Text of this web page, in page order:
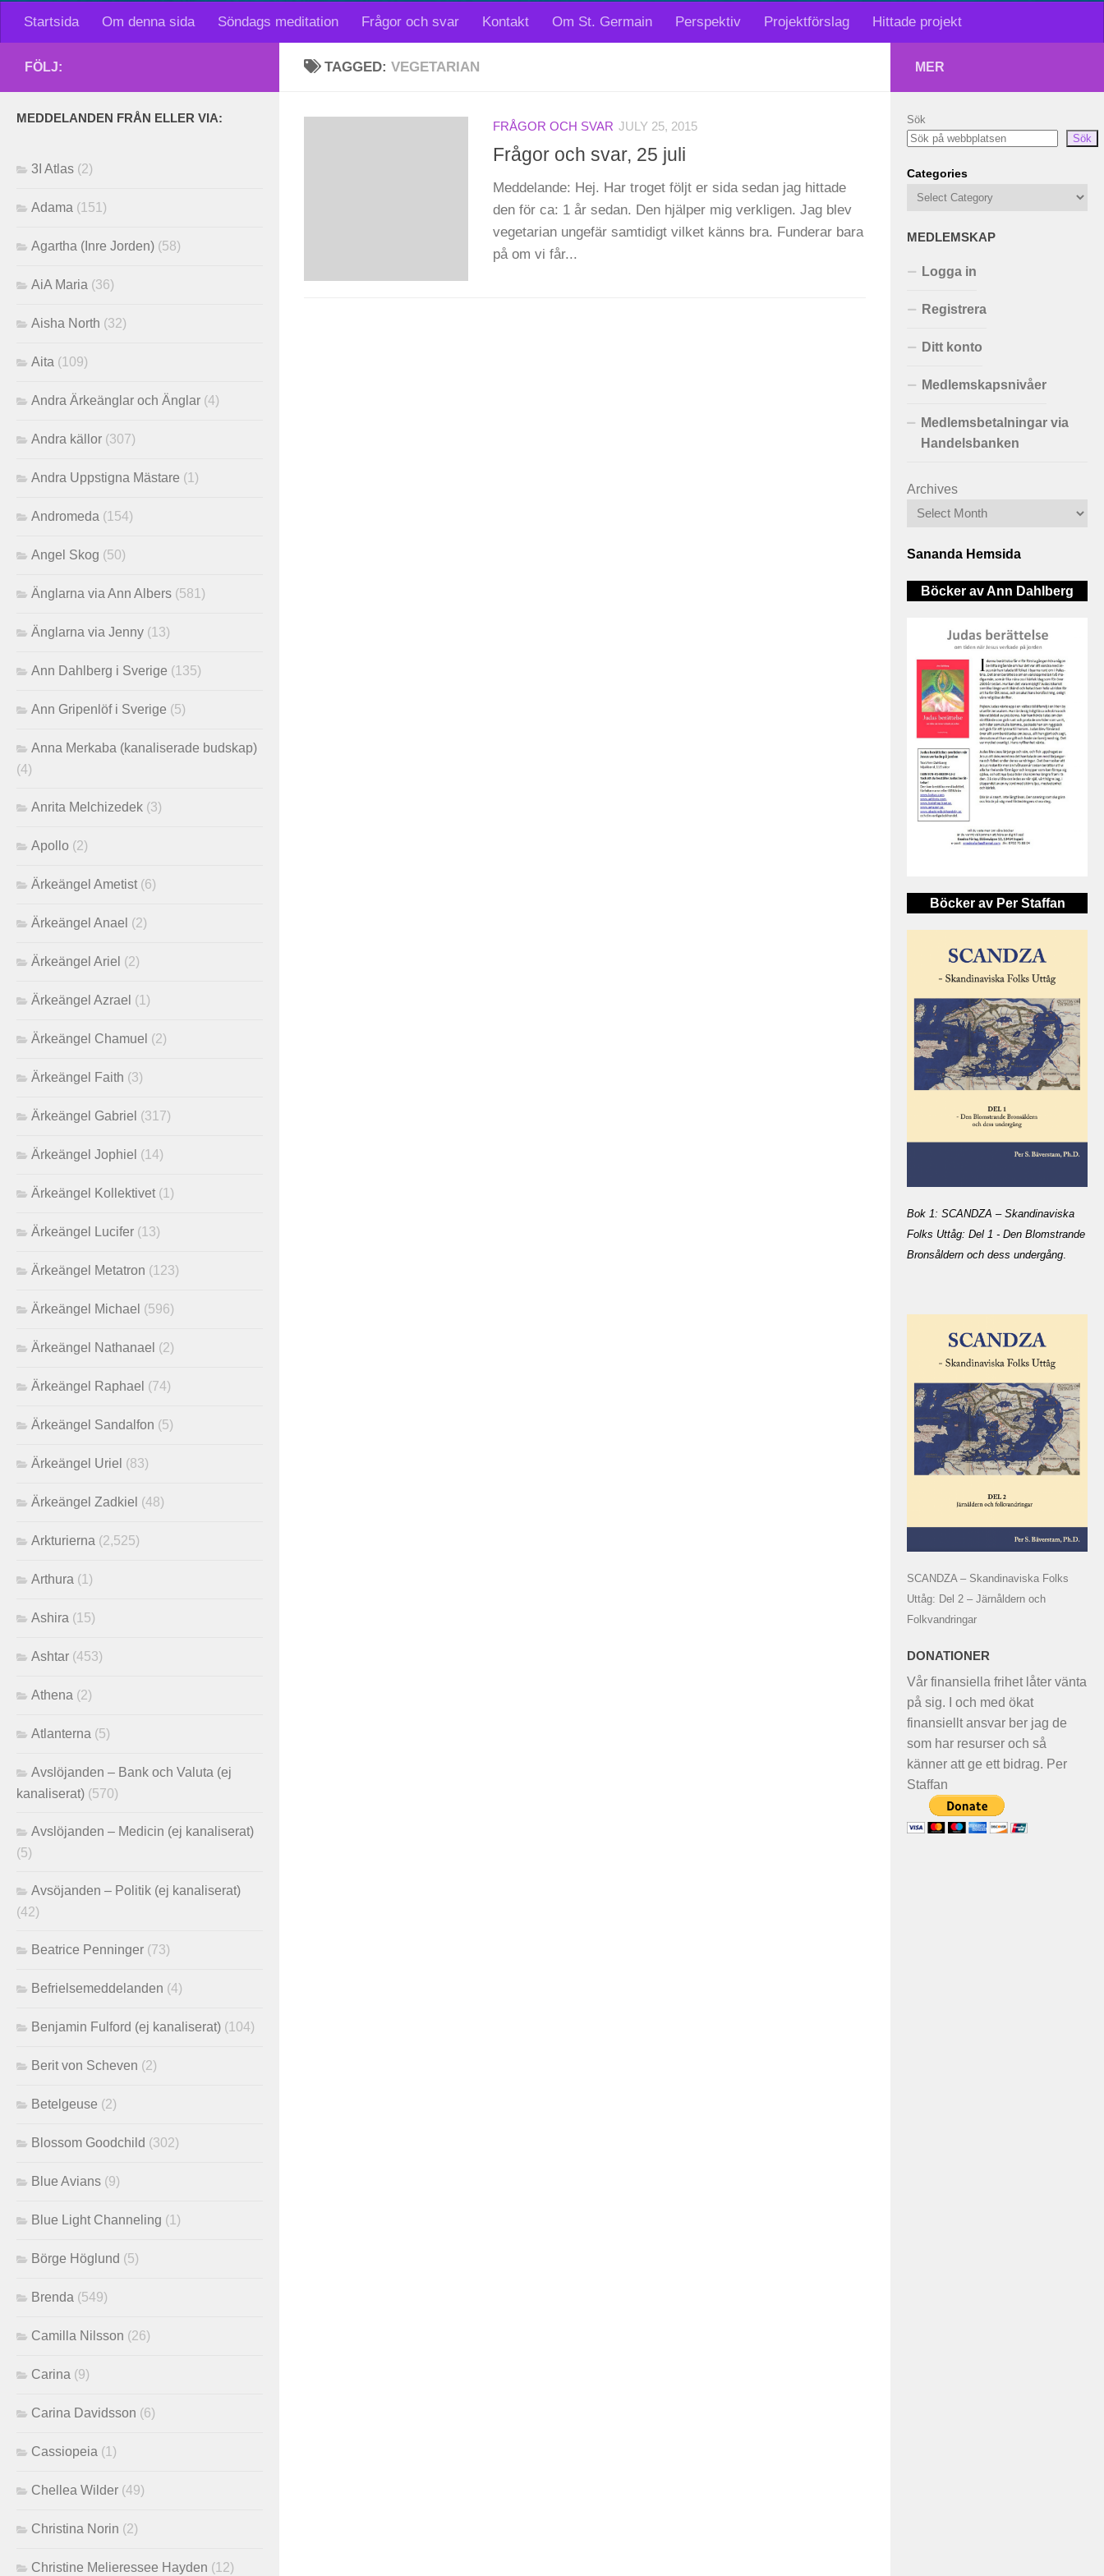
Startsida Om denna sida Söndags meditation Frågor och svar Kontakt Om St. Germain Perspektiv Projektförslag Hittade projekt
TAGGED: VEGETARIAN
FRÅGOR OCH SVAR JULY 25, 2015
Frågor och svar, 25 juli
Meddelande: Hej. Har troget följt er sida sedan jag hittade
den för ca: 1 år sedan. Den hjälper mig verkligen. Jag blev
vegetarian ungefär samtidigt vilket känns bra. Funderar bara
på om vi får...
FÖLJ:
MEDDELANDEN FRÅN ELLER VIA:
3I Atlas (2)
Adama (151)
Agartha (Inre Jorden) (58)
AiA Maria (36)
Aisha North (32)
Aita (109)
Andra Ärkeänglar och Änglar (4)
Andra källor (307)
Andra Uppstigna Mästare (1)
Andromeda (154)
Angel Skog (50)
Änglarna via Ann Albers (581)
Änglarna via Jenny (13)
Ann Dahlberg i Sverige (135)
Ann Gripenlöf i Sverige (5)
Anna Merkaba (kanaliserade budskap)
(4)
Anrita Melchizedek (3)
Apollo (2)
Ärkeängel Ametist (6)
Ärkeängel Anael (2)
Ärkeängel Ariel (2)
Ärkeängel Azrael (1)
Ärkeängel Chamuel (2)
Ärkeängel Faith (3)
Ärkeängel Gabriel (317)
Ärkeängel Jophiel (14)
Ärkeängel Kollektivet (1)
Ärkeängel Lucifer (13)
Ärkeängel Metatron (123)
Ärkeängel Michael (596)
Ärkeängel Nathanael (2)
Ärkeängel Raphael (74)
Ärkeängel Sandalfon (5)
Ärkeängel Uriel (83)
Ärkeängel Zadkiel (48)
Arkturierna (2,525)
Arthura (1)
Ashira (15)
Ashtar (453)
Athena (2)
Atlanterna (5)
Avslöjanden – Bank och Valuta (ej
kanaliserat) (570)
Avslöjanden – Medicin (ej kanaliserat)
(5)
Avsöjanden – Politik (ej kanaliserat)
(42)
Beatrice Penninger (73)
Befrielsemeddelanden (4)
Benjamin Fulford (ej kanaliserat) (104)
Berit von Scheven (2)
Betelgeuse (2)
Blossom Goodchild (302)
Blue Avians (9)
Blue Light Channeling (1)
Börge Höglund (5)
Brenda (549)
Camilla Nilsson (26)
Carina (9)
Carina Davidsson (6)
Cassiopeia (1)
Chellea Wilder (49)
Christina Norin (2)
Christine Melieressee Hayden (12)
MER
Sök
Sök
Categories
MEDLEMSKAP
Logga in
Registrera
Ditt konto
Medlemskapsnivåer
Medlemsbetalningar via
Handelsbanken
Archives
Sananda Hemsida
Böcker av Ann Dahlberg
Böcker av Per Staffan
Bok 1: SCANDZA – Skandinaviska
Folks Uttåg: Del 1 - Den Blomstrande
Bronsåldern och dess undergång.
SCANDZA – Skandinaviska Folks
Uttåg: Del 2 – Järnåldern och
Folkvandringar
DONATIONER
Vår finansiella frihet låter vänta
på sig. I och med ökat
finansiellt ansvar ber jag de
som har resurser och så
känner att ge ett bidrag. Per
Staffan